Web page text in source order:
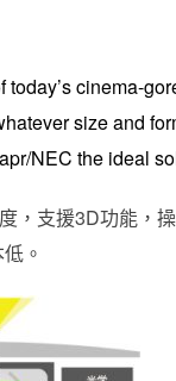
cinema-
size and
NEC the ideal
，支援3D功能，
。